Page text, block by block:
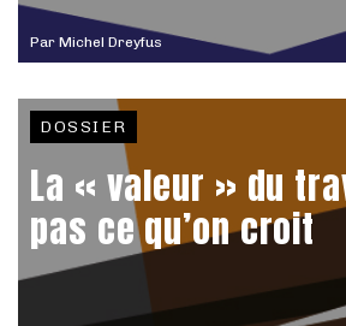
Par Michel Dreyfus
DOSSIER
La « valeur » du
pas ce qu’on croit